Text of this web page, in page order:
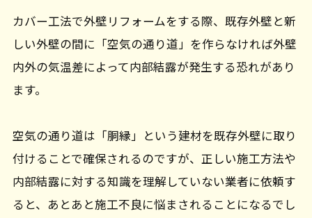
カバー工法で外壁リフォームをする際、既存外壁と新
しい外壁の間に「空気の通り道」を作らなければ外壁
内外の気温差によって内部結露が発生する恐れがあり
ます。
空気の通り道は「胴縁」という建材を既存外壁に取り
付けることで確保されるのですが、正しい施工方法や
内部結露に対する知識を理解していない業者に依頼す
ると、あとあと施工不良に悩まされることになるでし